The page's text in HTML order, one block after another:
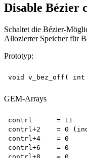
Disable Bézier
Schaltet die Bézier-
Allozierter Speicher für
Prototyp:
GEM-Arrays
contrl      = 11
contrl+2    = 0
contrl+4    = 0
contrl+6    = 0